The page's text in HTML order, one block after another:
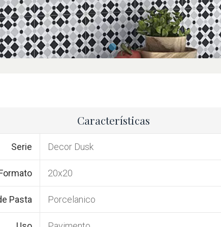
Características
Serie Decor Dusk
20x20
Pasta Porcelanico